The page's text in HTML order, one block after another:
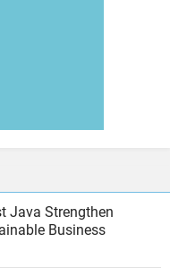
Java Strengthen
Business